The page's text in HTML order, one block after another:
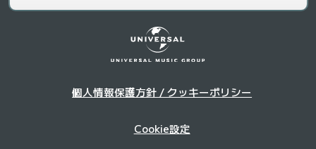
個人情報保護方針 / クッキーポリシー
Cookie設定